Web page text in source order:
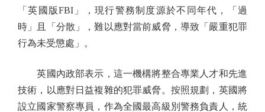
「英國版FBI」，現行警務制度源於不同年代，「過
時」且「分散」，難以應對當前威脅，導致「嚴重犯罪
行為未受懲處」。
英國內政部表示，這一機構將整合專業人才和先進
技術，以應對日益複雜的犯罪威脅。按照規劃，英國將
設立國家警察專員，作為全國最高級別警務負責人，統